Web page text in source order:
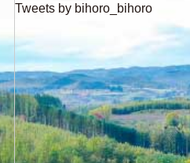
Tweets by bihoro_bihoro